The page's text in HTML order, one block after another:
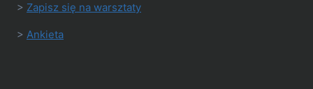
> Zapisz się na warsztaty
> Ankieta